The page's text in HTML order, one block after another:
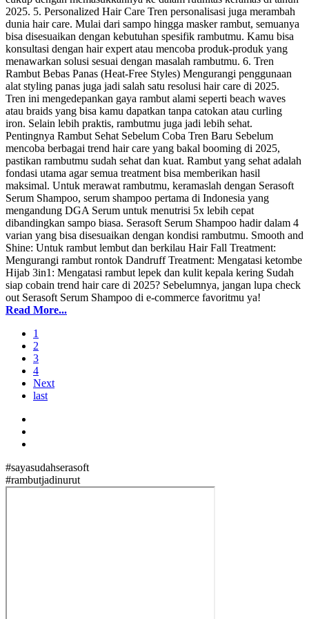
2025. 5. Personalized Hair Care Tren personalisasi juga merambah
dunia hair care. Mulai dari sampo hingga masker rambut, semuanya
bisa disesuaikan dengan kebutuhan spesifik rambutmu. Kamu bisa
konsultasi dengan hair expert atau mencoba produk-produk yang
menawarkan solusi sesuai dengan masalah rambutmu. 6. Tren
Rambut Bebas Panas (Heat-Free Styles) Mengurangi penggunaan
alat styling panas juga jadi salah satu resolusi hair care di 2025.
Tren ini mengedepankan gaya rambut alami seperti beach waves
atau braids yang bisa kamu dapatkan tanpa catokan atau curling
iron. Selain lebih praktis, rambutmu juga jadi lebih sehat.
Pentingnya Rambut Sehat Sebelum Coba Tren Baru Sebelum
mencoba berbagai trend hair care yang bakal booming di 2025,
pastikan rambutmu sudah sehat dan kuat. Rambut yang sehat adalah
fondasi utama agar semua treatment bisa memberikan hasil
maksimal. Untuk merawat rambutmu, keramaslah dengan Serasoft
Serum Shampoo, serum shampoo pertama di Indonesia yang
mengandung DGA Serum untuk menutrisi 5x lebih cepat
dibandingkan sampo biasa. Serasoft Serum Shampoo hadir dalam 4
varian yang bisa disesuaikan dengan kondisi rambutmu. Smooth and
Shine: Untuk rambut lembut dan berkilau Hair Fall Treatment:
Mengurangi rambut rontok Dandruff Treatment: Mengatasi ketombe
Hijab 3in1: Mengatasi rambut lepek dan kulit kepala kering Sudah
siap cobain trend hair care di 2025? Sebelumnya, jangan lupa check
out Serasoft Serum Shampoo di e-commerce favoritmu ya!
Read More...
1
2
3
4
Next
last
#sayasudahserasoft
#rambutjadinurut